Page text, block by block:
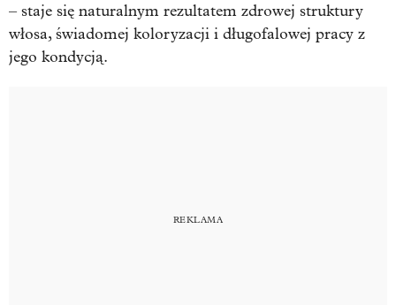
– staje się naturalnym rezultatem zdrowej struktury
włosa, świadomej koloryzacji i długofalowej pracy z
jego kondycją.